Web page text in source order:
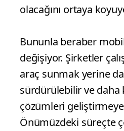
olacağını ortaya
Bununla beraber
değişiyor. Şirketler
araç sunmak yerine
sürdürülebilir ve daha
çözümleri
Önümüzdeki süreçte